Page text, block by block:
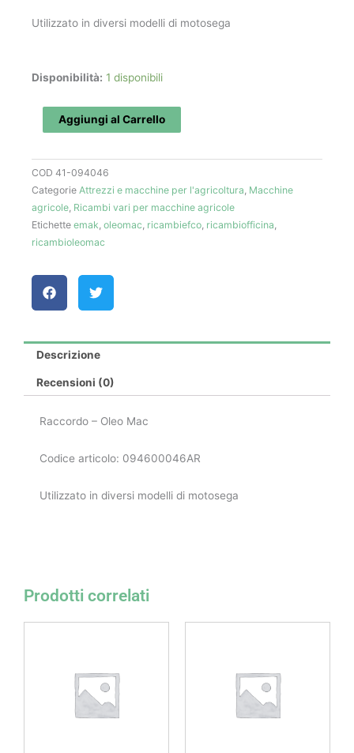
Utilizzato in diversi modelli di motosega
Disponibilità: 1 disponibili
Raccordo
094600046AR
Mac
quantità
Aggiungi al Carrello
COD 41-094046
Categorie Attrezzi e macchine per l'agricoltura, Macchine
agricole, Ricambi vari per macchine agricole
Etichette emak, oleomac, ricambiefco, ricambiofficina,
ricambioleomac
Descrizione
Recensioni (0)
Raccordo – Oleo Mac
Codice articolo: 094600046AR
Utilizzato in diversi modelli di motosega
Prodotti correlati